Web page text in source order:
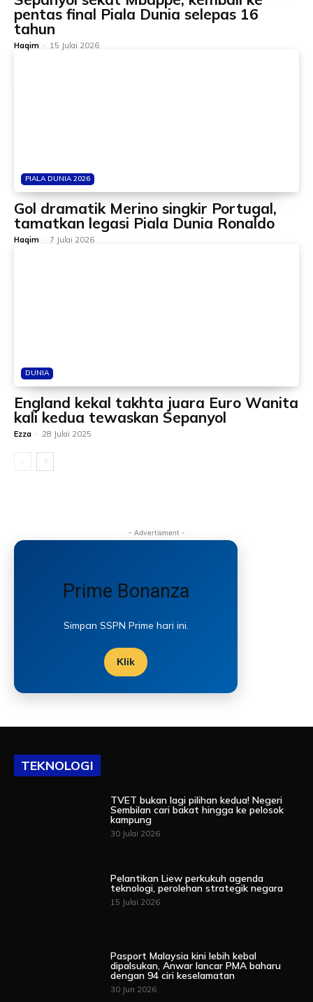
pentas final Piala Dunia selepas 16
tahun
Haqim - 15 Julai 2026
PIALA DUNIA 2026
Gol dramatik Merino singkir Portugal,
tamatkan legasi Piala Dunia Ronaldo
Haqim - 7 Julai 2026
DUNIA
England kekal takhta juara Euro Wanita
kali kedua tewaskan Sepanyol
Ezza - 28 Julai 2025
- Advertisment -
Prime Bonanza
Simpan SSPN Prime hari ini.
Klik
TEKNOLOGI
TVET bukan lagi pilihan kedua! Negeri
Sembilan cari bakat hingga ke pelosok
kampung
30 Julai 2026
Pelantikan Liew perkukuh agenda
teknologi, perolehan strategik negara
15 Julai 2026
Pasport Malaysia kini lebih kebal
dipalsukan, Anwar lancar PMA baharu
dengan 94 ciri keselamatan
30 Jun 2026